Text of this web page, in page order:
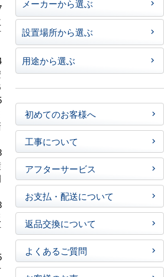
メーカーから選ぶ
設置場所から選ぶ
用途から選ぶ
初めてのお客様へ
工事について
アフターサービス
お支払・配送について
返品交換について
よくあるご質問